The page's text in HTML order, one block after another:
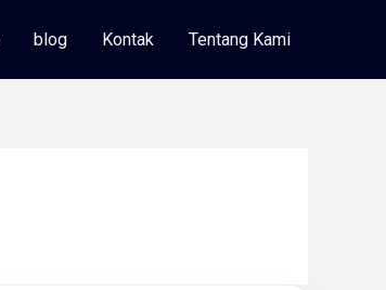
blog Kontak Tentang Kami